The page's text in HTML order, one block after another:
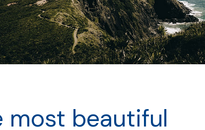
most beautiful